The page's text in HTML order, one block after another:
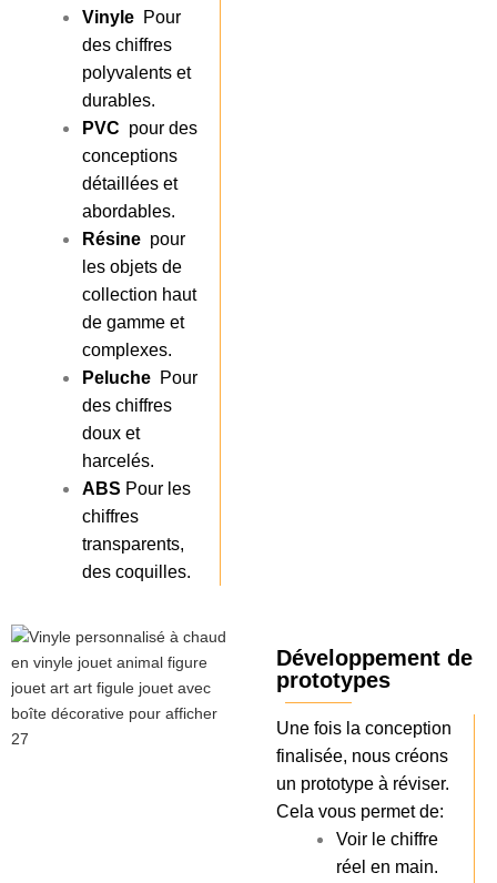
Vinyle Pour
des chiffres
polyvalents et
durables.
PVC pour des
conceptions
détaillées et
abordables.
Résine pour
les objets de
collection haut
de gamme et
complexes.
Peluche Pour
des chiffres
doux et
harcelés.
ABS Pour les
chiffres
transparents,
des coquilles.
Développement de
prototypes
Une fois la conception
finalisée, nous créons
un prototype à réviser.
Cela vous permet de:
Voir le chiffre
réel en main.